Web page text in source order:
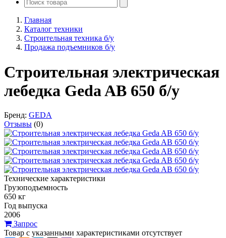
Главная
Каталог техники
Строительная техника б/у
Продажа подъемников б/у
Строительная электрическая
лебедка Geda AB 650 б/у
Бренд: GEDA
Отзывы (0)
Технические характеристики
Грузоподъемность
650 кг
Год выпуска
2006
Запрос
Товар с указанными характеристиками отсутствует